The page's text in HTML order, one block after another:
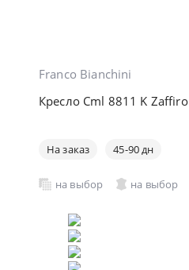
Franco Bianchini
Кресло Cml 8811 K Zaffiro
На заказ 45-90 дн
на выбор на выбор